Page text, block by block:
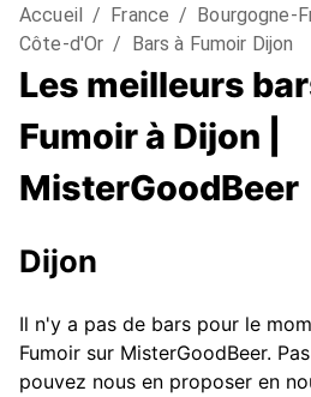
Accueil / France / Bourgogne-
Côte-d'Or / Bars à Fumoir Dijon
Les meilleurs
Fumoir à Dijon |
MisterGoodBeer
Dijon
Il n'y a pas de bars pour le
Fumoir sur MisterGoodBeer.
pouvez nous en proposer en